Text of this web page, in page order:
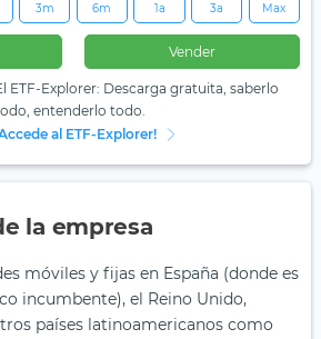
3m 6m 1a 3a Max
Vender
ETF-Explorer: Descarga gratuita, saberlo
entenderlo todo.
al ETF-Explorer!
la empresa
móviles y fijas en España (donde es
incumbente), el Reino Unido,
países latinoamericanos como